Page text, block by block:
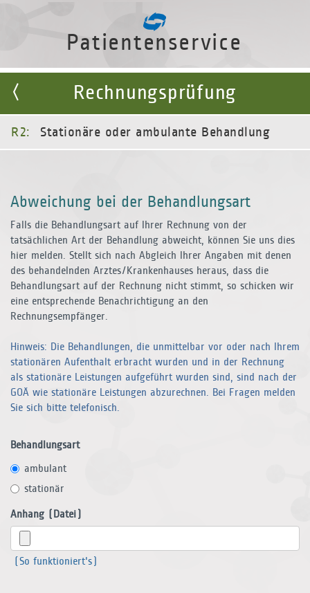
Patientenservice
Rechnungsprüfung
R2: Stationäre oder ambulante Behandlung
Abweichung bei der Behandlungsart
Falls die Behandlungsart auf Ihrer Rechnung von der
tatsächlichen Art der Behandlung abweicht, können Sie uns dies
hier melden. Stellt sich nach Abgleich Ihrer Angaben mit denen
des behandelnden Arztes/Kranken­hauses heraus, dass die
Behandlungsart auf der Rechnung nicht stimmt, so schicken wir
eine entsprechende Be­nachrichtigung an den
Rechnungsempfänger.
Hinweis: Die Behandlungen, die unmittelbar vor oder nach Ihrem
stationären Aufenthalt erbracht wurden und in der Rechnung
als stationäre Leistungen aufgeführt wurden sind, sind nach der
GOÄ wie stationäre Leistungen abzurechnen. Bei Fragen melden
Sie sich bitte telefonisch.
Behandlungsart
ambulant
stationär
Anhang (Datei)
(So funktioniert's)